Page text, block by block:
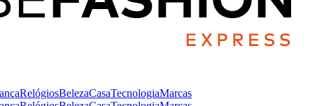
RelógiosBelezaCasaTecnologiaMarcas